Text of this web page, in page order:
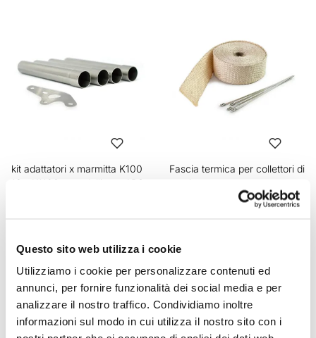
Questo sito web utilizza i cookie
Utilizziamo i cookie per personalizzare contenuti ed
annunci, per fornire funzionalità dei social media e per
analizzare il nostro traffico. Condividiamo inoltre
informazioni sul modo in cui utilizza il nostro sito con i
kit adattatori x marmitta K100
16v, K1100 e modelli con ABS
Fascia termica per collettori di
scarico